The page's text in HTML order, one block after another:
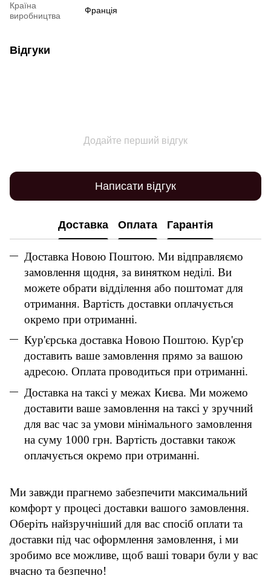
Країна
виробництва
Франція
Відгуки
Додайте перший відгук
Написати відгук
Доставка Оплата Гарантія
Доставка Новою Поштою. Ми відправляємо
замовлення щодня, за винятком неділі. Ви
можете обрати відділення або поштомат для
отримання. Вартість доставки оплачується
окремо при отриманні.
Кур'єрська доставка Новою Поштою. Кур'єр
доставить ваше замовлення прямо за вашою
адресою. Оплата проводиться при отриманні.
Доставка на таксі у межах Києва. Ми можемо
доставити ваше замовлення на таксі у зручний
для вас час за умови мінімального замовлення
на суму 1000 грн. Вартість доставки також
оплачується окремо при отриманні.
Ми завжди прагнемо забезпечити максимальний
комфорт у процесі доставки вашого замовлення.
Оберіть найзручніший для вас спосіб оплати та
доставки під час оформлення замовлення, і ми
зробимо все можливе, щоб ваші товари були у вас
вчасно та безпечно!